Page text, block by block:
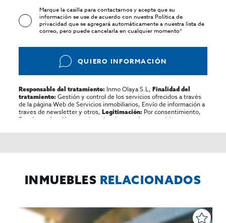
Marque la casilla para contactarnos y acepte que su
información se use de acuerdo con nuestraPolítica de
privacidadque se agregará automáticamente a nuestra lista de
correo, pero puede cancelarla en cualquier momento*
QUIERO INFORMACIÓN
Responsable del tratamiento: Inmo Olaya S.L,Finalidad del
tratamiento: Gestión y control de los servicios ofrecidos a través
de la página Web de Servicios inmobiliarios, Envío de información a
traves de newsletter y otros,Legitimación: Por consentimiento,
Destinatarios:
No se cederan los datos, salvo para elaborar
rectificar y suprimir los datos, solicitar la portabilidad de los
INMUEBLES RELACIONADOS